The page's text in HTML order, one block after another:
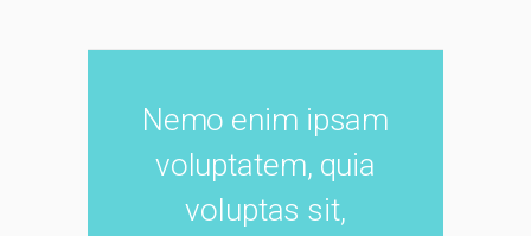
Nemo enim ipsam
voluptatem, quia
voluptas sit,